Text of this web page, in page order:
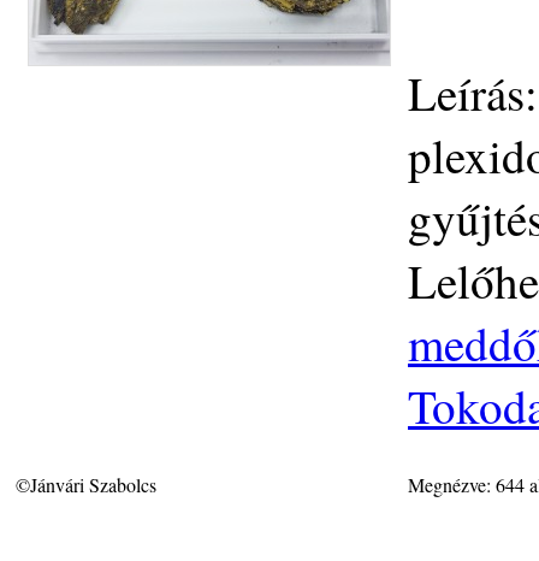
©Jánvári Szabolcs Megnézve: 644